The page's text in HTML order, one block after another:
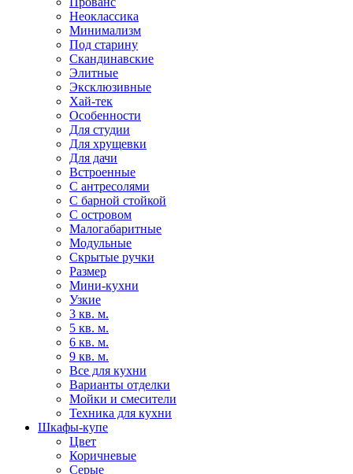
Неоклассика
Минимализм
Под старину
Скандинавские
Элитные
Эксклюзивные
Хай-тек
Особенности
Для студии
Для хрущевки
Для дачи
Встроенные
С антресолями
С барной стойкой
С островом
Малогабаритные
Модульные
Скрытые ручки
Размер
Мини-кухни
Узкие
3 кв. м.
5 кв. м.
6 кв. м.
9 кв. м.
Все для кухни
Варианты отделки
Мойки и смесители
Техника для кухни
Шкафы-купе
Цвет
Коричневые
Серые